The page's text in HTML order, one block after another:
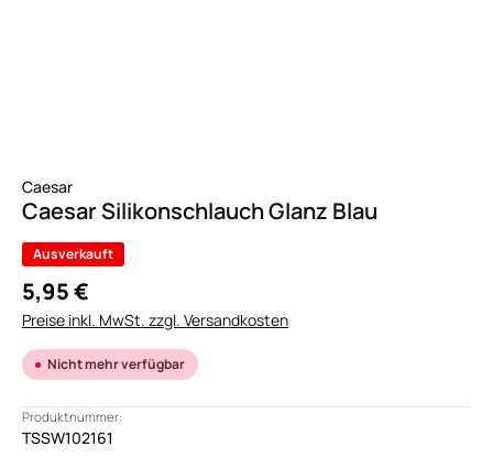
Caesar
Caesar Silikonschlauch Glanz Blau
Ausverkauft
5,95 €
Preise inkl. MwSt. zzgl. Versandkosten
Nicht mehr verfügbar
Produktnummer:
TSSW102161